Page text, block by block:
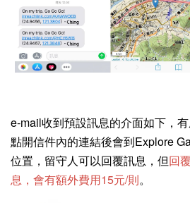
e-mail收到預設訊息的介面如下，有
點開信件內的連結後會到Explore
位置，留守人可以回覆訊息，但回
息，會有額外費用15元/則。